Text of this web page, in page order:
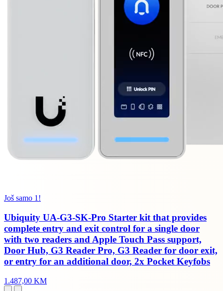
Još samo 1!
Ubiquity UA-G3-SK-Pro Starter kit that provides
complete entry and exit control for a single door
with two readers and Apple Touch Pass support,
Door Hub, G3 Reader Pro, G3 Reader for door exit,
or entry for an additional door, 2x Pocket Keyfobs
1.487,00 KM